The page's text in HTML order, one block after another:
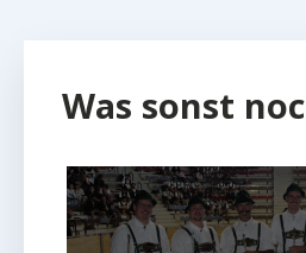
Was sonst